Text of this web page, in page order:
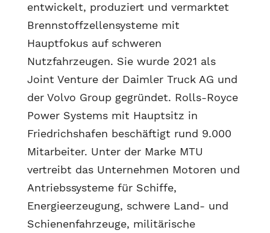
entwickelt, produziert und vermarktet
Brennstoffzellensysteme mit
Hauptfokus auf schweren
Nutzfahrzeugen. Sie wurde 2021 als
Joint Venture der Daimler Truck AG und
der Volvo Group gegründet. Rolls-Royce
Power Systems mit Hauptsitz in
Friedrichshafen beschäftigt rund 9.000
Mitarbeiter. Unter der Marke MTU
vertreibt das Unternehmen Motoren und
Antriebssysteme für Schiffe,
Energieerzeugung, schwere Land- und
Schienenfahrzeuge, militärische